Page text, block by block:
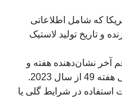
که شامل اطلاعاتی
و تاریخ تولید لاستیک
آخر نشان‌دهنده هفته و
استفاده در شرایط گلی یا